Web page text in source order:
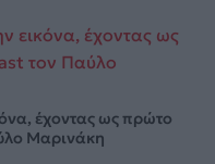
έχοντας ως πρώτο
Μαρινάκη